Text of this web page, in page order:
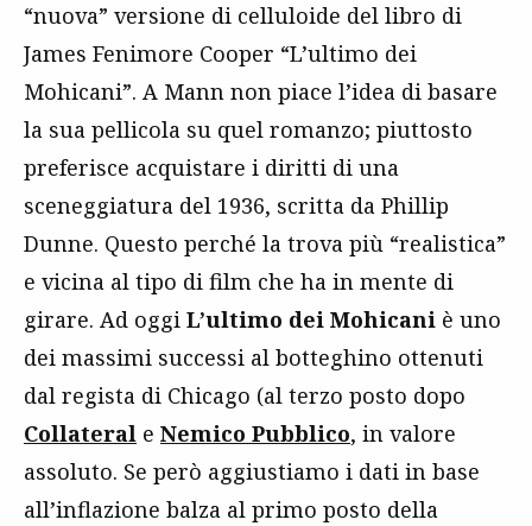
“nuova” versione di celluloide del libro di
James Fenimore Cooper “L’ultimo dei
Mohicani”. A Mann non piace l’idea di basare
la sua pellicola su quel romanzo; piuttosto
preferisce acquistare i diritti di una
sceneggiatura del 1936, scritta da Phillip
Dunne. Questo perché la trova più “realistica”
e vicina al tipo di film che ha in mente di
girare. Ad oggi L’ultimo dei Mohicani è uno
dei massimi successi al botteghino ottenuti
dal regista di Chicago (al terzo posto dopo
Collateral e Nemico Pubblico, in valore
assoluto. Se però aggiustiamo i dati in base
all’inflazione balza al primo posto della